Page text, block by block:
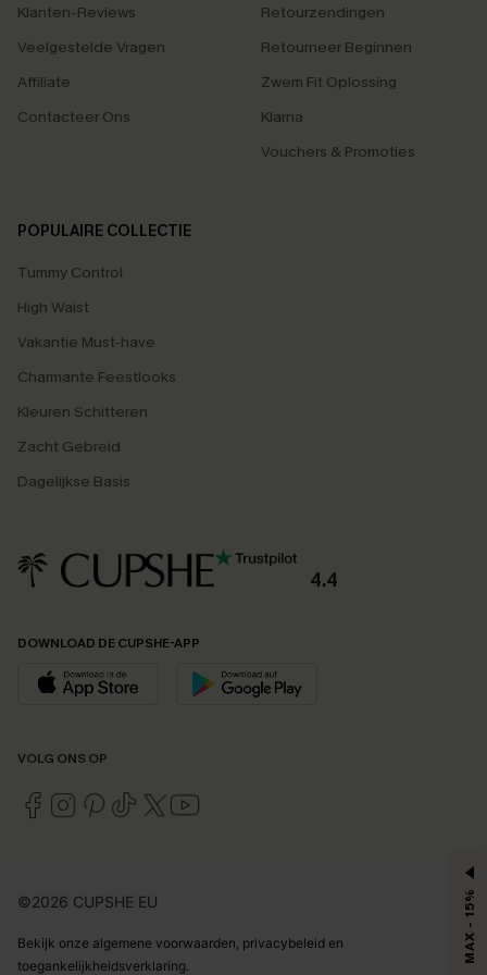
Klanten-Reviews
Veelgestelde Vragen
Affiliate
Contacteer Ons
Retourzendingen
Retourneer Beginnen
Zwem Fit Oplossing
Klarna
Vouchers & Promoties
POPULAIRE COLLECTIE
Tummy Control
High Waist
Vakantie Must-have
Charmante Feestlooks
Kleuren Schitteren
Zacht Gebreid
Dagelijkse Basis
4.4
DOWNLOAD DE CUPSHE-APP
VOLG ONS OP
©2026 CUPSHE EU
Bekijk onze algemene voorwaarden, privacybeleid en
toegankelijkheidsverklaring.
MAX - 15%